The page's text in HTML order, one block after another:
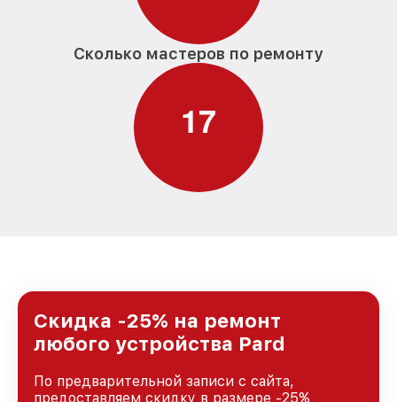
Сколько мастеров по ремонту
17
Скидка -25% на ремонт
любого устройства Pard
По предварительной записи с сайта,
предоставляем скидку в размере -25%